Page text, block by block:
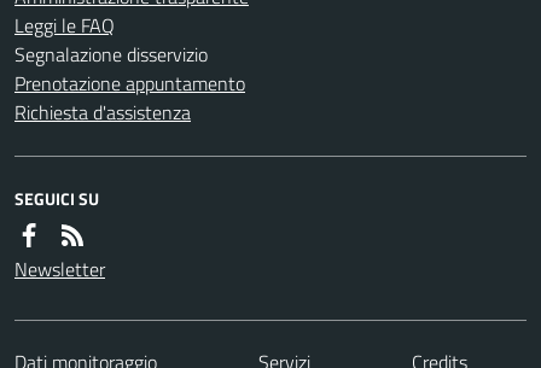
Leggi le FAQ
Segnalazione disservizio
Prenotazione appuntamento
Richiesta d'assistenza
SEGUICI SU
Newsletter
Dati monitoraggio Servizi Credits